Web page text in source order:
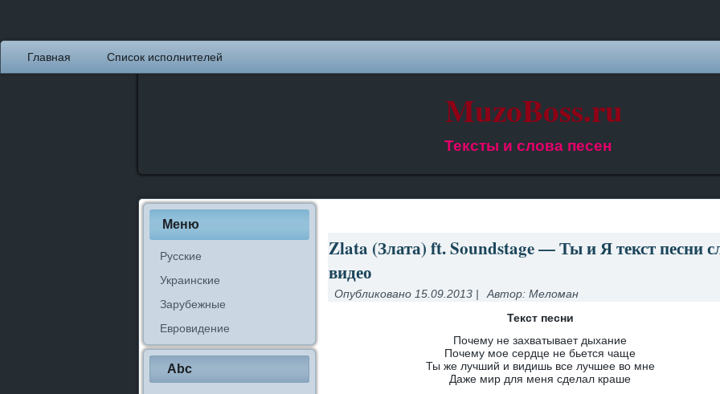
Главная Список исполнителей
MuzoBoss.ru
Тексты и слова песен
Меню
Русские
Украинские
Зарубежные
Евровидение
Abc
Zlata (Злата) ft. Soundstage — Ты и Я текст песни
видео
Опубликовано 15.09.2013 | Автор: Меломан
Текст песни
Почему не захватывает дыхание
Почему мое сердце не бьется чаще
Ты же лучший и видишь все лучшее во мне
Даже мир для меня сделал краше